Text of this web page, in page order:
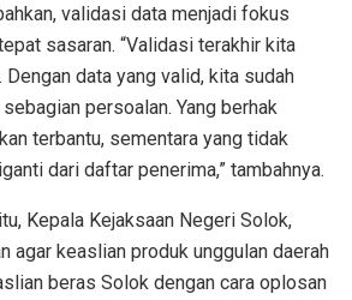
validasi data menjadi fokus
sasaran. “Validasi terakhir kita
data yang valid, kita sudah
persoalan. Yang berhak
terbantu, sementara yang tidak
dari daftar penerima,” tambahnya.
Kepala Kejaksaan Negeri Solok,
agar keaslian produk unggulan daerah
beras Solok dengan cara oplosan